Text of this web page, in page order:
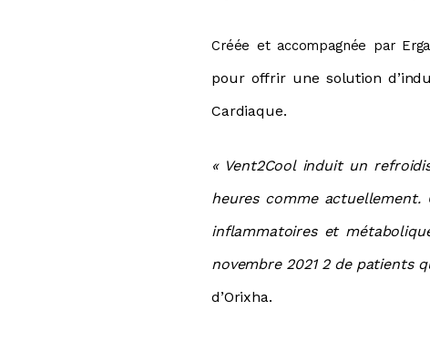
Créée et accompagnée par
pour offrir une solution
Cardiaque.
« Vent2Cool induit un
heures comme actuellement.
inflammatoires et
novembre 2021 2 de patients
d’Orixha.